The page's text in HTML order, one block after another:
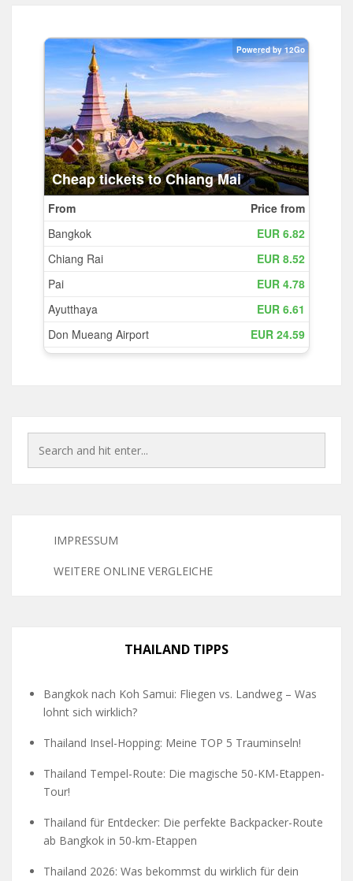
IMPRESSUM
WEITERE ONLINE VERGLEICHE
THAILAND TIPPS
Bangkok nach Koh Samui: Fliegen vs. Landweg – Was
lohnt sich wirklich?
Thailand Insel-Hopping: Meine TOP 5 Trauminseln!
Thailand Tempel-Route: Die magische 50-KM-Etappen-
Tour!
Thailand für Entdecker: Die perfekte Backpacker-Route
ab Bangkok in 50-km-Etappen
Thailand 2026: Was bekommst du wirklich für dein